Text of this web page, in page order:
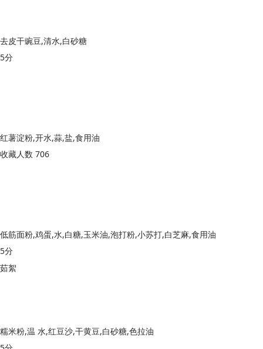
去皮干豌豆,清水,白砂糖
5分
红薯淀粉,开水,蒜,盐,食用油
收藏人数 706
低筋面粉,鸡蛋,水,白糖,玉米油,泡打粉,小苏打,白芝麻,食用油
5分
茹絮
糯米粉,温 水,红豆沙,干黄豆,白砂糖,色拉油